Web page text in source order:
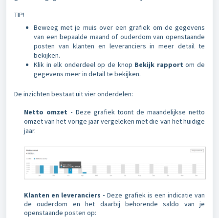
TIP!
Beweeg met je muis over een grafiek om de gegevens
van een bepaalde maand of ouderdom van openstaande
posten van klanten en leveranciers in meer detail te
bekijken.
Klik in elk onderdeel op de knop Bekijk rapportom de
gegevens meer in detail te bekijken.
De inzichten bestaat uit vier onderdelen:
Netto omzet - Deze grafiek toont de maandelijkse netto
omzet van het vorige jaar vergeleken met die van het huidige
jaar.
Klanten en leveranciers -Deze grafiek is een indicatie van
de ouderdom en het daarbij behorende saldo van je
openstaande posten op: